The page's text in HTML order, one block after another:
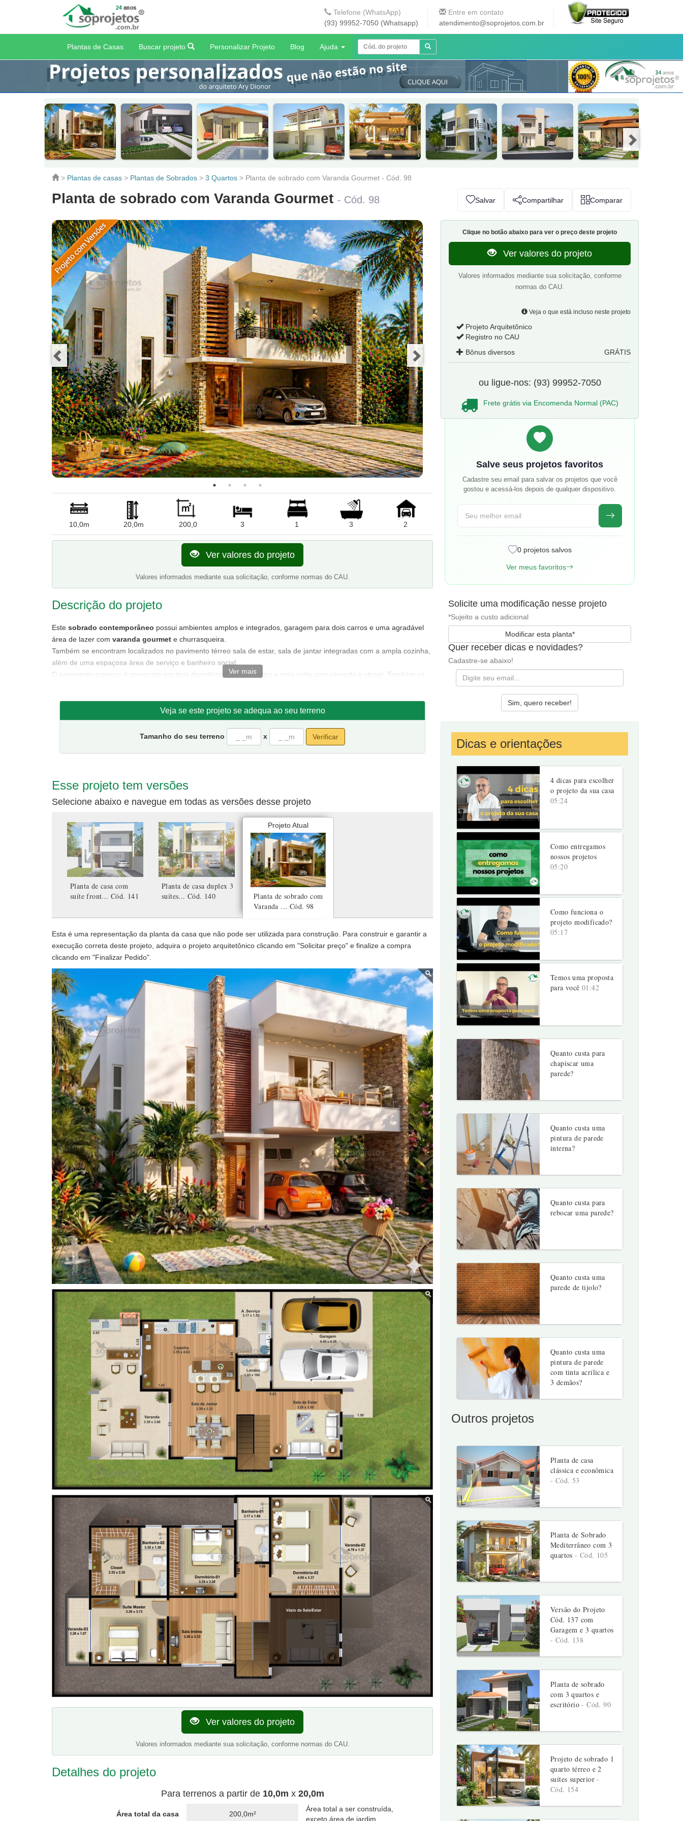
Telefone (WhatsApp)
(93) 99952-7050 (Whatsapp)
Entre em contato
atendimento@soprojetos.com.br
Plantas de Casas Buscar projeto Personalizar Projeto Blog Ajuda
> Plantas de casas > Plantas de Sobrados > 3 Quartos > Planta de sobrado com Varanda Gourmet - Cód. 98
Planta de sobrado com Varanda Gourmet - Cód. 98 Salvar Compartilhar Comparar
10,0m 20,0m 200,0 3 1 3 2
Ver valores do projeto
Valores informados mediante sua solicitação, conforme normas do CAU.
Descrição do projeto
Este sobrado contemporâneo possui ambientes amplos e integrados, garagem para dois carros e uma agradável
área de lazer com varanda gourmet e churrasqueira.
Também se encontram localizados no pavimento térreo sala de estar, sala de jantar integradas com a ampla cozinha,
além de uma espaçosa área de serviço e banheiro social.
O pavimento superior é composto por dois dormitórios, um banheiro e uma suíte com varanda e closet. Também se
9,12 metros de frente e 14,05 de fundos.
Sugestão de terreno para implantação:10 metros de frente por 20 de fundos.
Ver mais
Veja se este projeto se adequa ao seu terreno
Tamanho do seu terreno x Verificar
Esse projeto tem versões
Selecione abaixo e navegue em todas as versões desse projeto
Planta de casa com
suíte front...Cód. 141
Planta de casa duplex 3
suítes...Cód. 140
Projeto Atual
Planta de sobrado com
Varanda ... Cód. 98
Esta é uma representação da planta da casa que não pode ser utilizada para construção. Para construir e garantir a
execução correta deste projeto, adquira o projeto arquitetônico clicando em "Solicitar preço" e finalize a compra
clicando em "Finalizar Pedido".
Ver valores do projeto
Valores informados mediante sua solicitação, conforme normas do CAU.
Detalhes do projeto
Para terrenos a partir de 10,0m x 20,0m
Área total da casa 200,0m²
Área total a ser construída,
exceto área de jardim
Clique no botão abaixo para ver o preço deste projeto
Ver valores do projeto
Valores informados mediante sua solicitação, conforme
normas do CAU.
Veja o que está incluso neste projeto
Projeto Arquitetônico
Registro no CAU
Bônus diversos
GRÁTIS
ou ligue-nos: (93) 99952-7050
Frete grátis via Encomenda Normal (PAC)
Salve seus projetos favoritos
Cadastre seu email para salvar os projetos que você
gostou e acessá-los depois de qualquer dispositivo.
0 projetos salvos
Ver meus favoritos
Solicite uma modificação nesse projeto
*Sujeito a custo adicional
Modificar esta planta*
Quer receber dicas e novidades?
Cadastre-se abaixo!
Dicas e orientações
4 dicas para escolher
o projeto da sua casa
05:24
Como entregamos
nossos projetos
05:20
Como funciona o
projeto modificado?
05:17
Temos uma proposta
para você01:42
Quanto custa para
chapiscar uma
parede?
Quanto custa uma
pintura de parede
interna?
Quanto custa para
rebocar uma parede?
Quanto custa uma
parede de tijolo?
Quanto custa uma
pintura de parede
com tinta acrílica e
3 demãos?
Outros projetos
Planta de casa
clássica e econômica
- Cód. 53
Planta de Sobrado
Mediterrâneo com 3
quartos- Cód. 105
Versão do Projeto
Cód. 137 com
Garagem e 3 quartos
- Cód. 138
Planta de sobrado
com 3 quartos e
escritório- Cód. 90
Projeto de sobrado 1
quarto térreo e 2
suítes superior-
Cód. 154